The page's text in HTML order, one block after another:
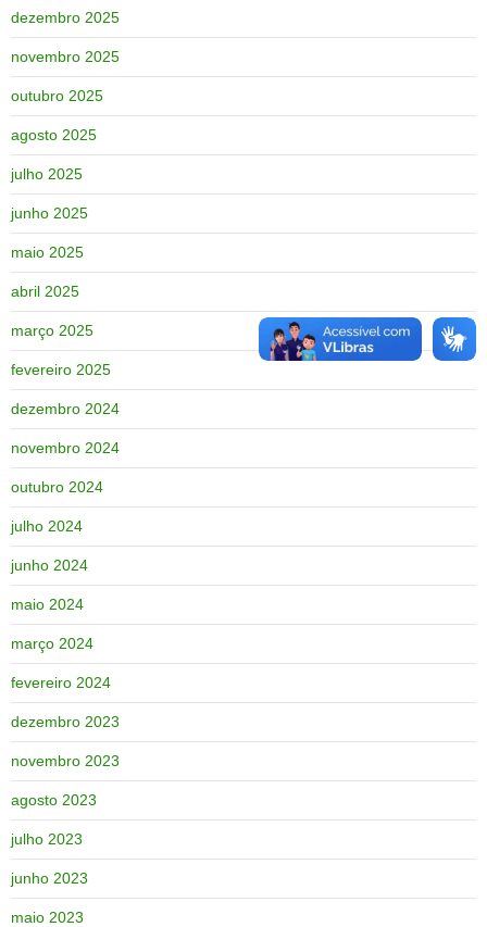
dezembro 2025
novembro 2025
outubro 2025
agosto 2025
julho 2025
junho 2025
maio 2025
abril 2025
março 2025
fevereiro 2025
dezembro 2024
novembro 2024
outubro 2024
julho 2024
junho 2024
maio 2024
março 2024
fevereiro 2024
dezembro 2023
novembro 2023
agosto 2023
julho 2023
junho 2023
maio 2023